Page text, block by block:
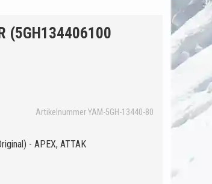
(5GH134406100
Artikelnummer YAM-5GH-13440-80
- APEX, ATTAK